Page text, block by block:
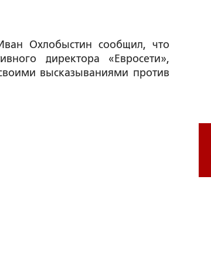
Охлобыстин сообщил, что
директора «Евросети»,
высказываниями против